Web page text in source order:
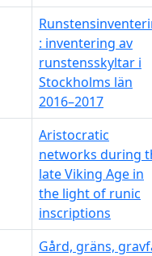
: inventering av
runstensskyltar i
Stockholms län
2016–2017
Aristocratic
networks during
late Viking Age in
the light of runic
inscriptions
Gård, gräns,